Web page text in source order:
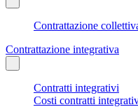
Contrattazione
Contrattazione integrativa
Contratti integrativi
Costi contratti